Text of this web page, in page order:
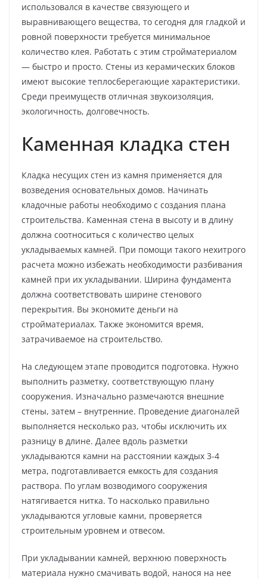
использовался в качестве связующего и
выравнивающего вещества, то сегодня для гладкой и
ровной поверхности требуется минимальное
количество клея. Работать с этим стройматериалом
— быстро и просто. Стены из керамических блоков
имеют высокие теплосберегающие характеристики.
Среди преимуществ отличная звукоизоляция,
экологичность, долговечность.
Каменная кладка стен
Кладка несущих стен из камня применяется для
возведения основательных домов. Начинать
кладочные работы необходимо с создания плана
строительства. Каменная стена в высоту и в длину
должна соотноситься с количество целых
укладываемых камней. При помощи такого нехитрого
расчета можно избежать необходимости разбивания
камней при их укладывании. Ширина фундамента
должна соответствовать ширине стенового
перекрытия. Вы экономите деньги на
стройматериалах. Также экономится время,
затрачиваемое на строительство.
На следующем этапе проводится подготовка. Нужно
выполнить разметку, соответствующую плану
сооружения. Изначально размечаются внешние
стены, затем – внутренние. Проведение диагоналей
выполняется несколько раз, чтобы исключить их
разницу в длине. Далее вдоль разметки
укладываются камни на расстоянии каждых 3-4
метра, подготавливается емкость для создания
раствора. По углам возводимого сооружения
натягивается нитка. То насколько правильно
укладываются угловые камни, проверяется
строительным уровнем и отвесом.
При укладывании камней, верхнюю поверхность
материала нужно смачивать водой, нанося на нее